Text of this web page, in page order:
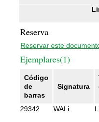
Reserva
Reservar este
Ejemplares(1)
Código
de
barras
Signatura
29342
WALi